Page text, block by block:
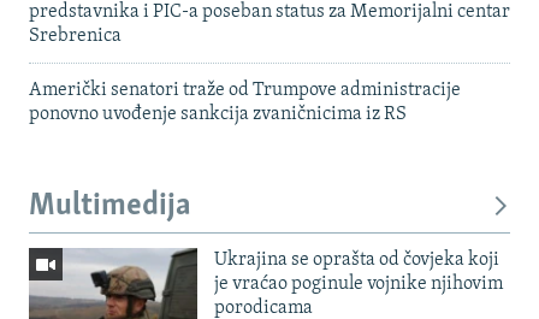
predstavnika i PIC-a poseban status za Memorijalni centar
Srebrenica
Američki senatori traže od Trumpove administracije
ponovno uvođenje sankcija zvaničnicima iz RS
Multimedija
Ukrajina se oprašta od čovjeka koji
je vraćao poginule vojnike njihovim
porodicama